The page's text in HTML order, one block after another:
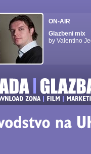
ON-AIR
Glazbeni mix
by Valentino